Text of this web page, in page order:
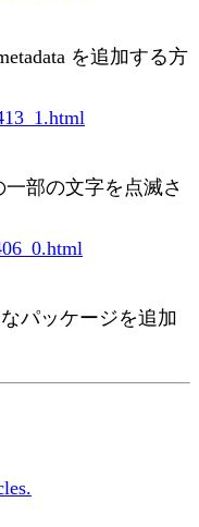
を追加する方
部の文字を点滅さ
パッケージを追加